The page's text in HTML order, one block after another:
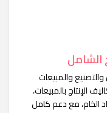
الشامل
والمبيعات
الإنتاج بالمبيعات،
الخام، مع دعم كامل